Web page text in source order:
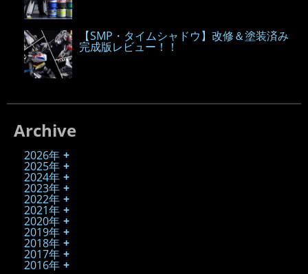
【SMP・タイムシャドウ】改修＆塗装済み
完成版レビュー！！
Archive
2026年
2025年
2024年
2023年
2022年
2021年
2020年
2019年
2018年
2017年
2016年